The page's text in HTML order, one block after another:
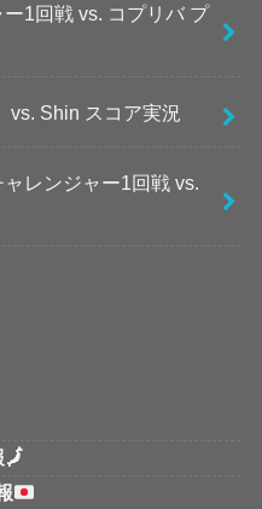
1回戦 vs. コプリバ プ
Shin スコア実況
レンジャー1回戦 vs.
🗾